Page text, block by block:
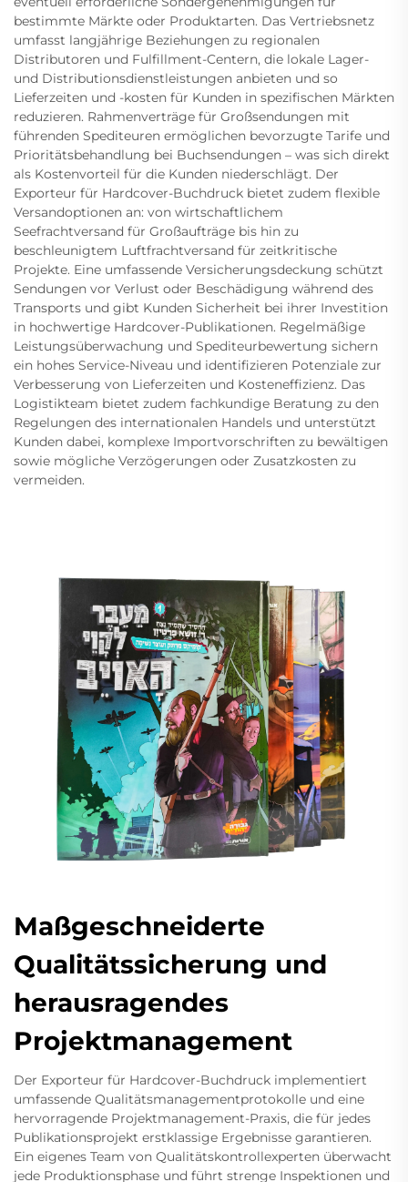
bestimmte Märkte oder Produktarten. Das Vertriebsnetz
umfasst langjährige Beziehungen zu regionalen
Distributoren und Fulfillment-Centern, die lokale Lager-
und Distributionsdienstleistungen anbieten und so
Lieferzeiten und -kosten für Kunden in spezifischen Märkten
reduzieren. Rahmenverträge für Großsendungen mit
führenden Spediteuren ermöglichen bevorzugte Tarife und
Prioritätsbehandlung bei Buchsendungen – was sich direkt
als Kostenvorteil für die Kunden niederschlägt. Der
Exporteur für Hardcover-Buchdruck bietet zudem flexible
Versandoptionen an: von wirtschaftlichem
Seefrachtversand für Großaufträge bis hin zu
beschleunigtem Luftfrachtversand für zeitkritische
Projekte. Eine umfassende Versicherungsdeckung schützt
Sendungen vor Verlust oder Beschädigung während des
Transports und gibt Kunden Sicherheit bei ihrer Investition
in hochwertige Hardcover-Publikationen. Regelmäßige
Leistungsüberwachung und Spediteurbewertung sichern
ein hohes Service-Niveau und identifizieren Potenziale zur
Verbesserung von Lieferzeiten und Kosteneffizienz. Das
Logistikteam bietet zudem fachkundige Beratung zu den
Regelungen des internationalen Handels und unterstützt
Kunden dabei, komplexe Importvorschriften zu bewältigen
sowie mögliche Verzögerungen oder Zusatzkosten zu
vermeiden.
Maßgeschneiderte
Qualitätssicherung und
herausragendes
Projektmanagement
Der Exporteur für Hardcover-Buchdruck implementiert
umfassende Qualitätsmanagementprotokolle und eine
hervorragende Projektmanagement-Praxis, die für jedes
Publikationsprojekt erstklassige Ergebnisse garantieren.
Ein eigenes Team von Qualitätskontrollexperten überwacht
jede Produktionsphase und führt strenge Inspektionen und